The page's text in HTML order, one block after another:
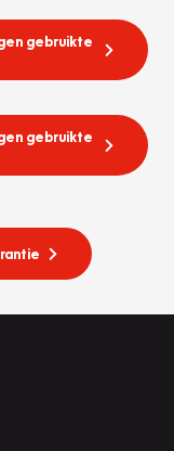
gebruikte
gebruikte